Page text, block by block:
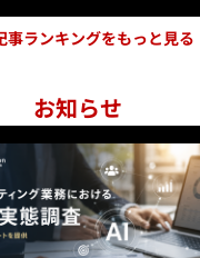
事ランキングをもっと見る
お知らせ